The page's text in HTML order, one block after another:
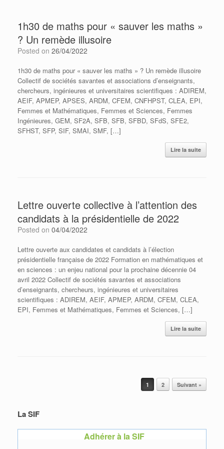
1h30 de maths pour « sauver les maths »
? Un remède illusoire
Posted on 26/04/2022
1h30 de maths pour « sauver les maths » ? Un remède illusoire
Collectif de sociétés savantes et associations d’enseignants,
chercheurs, ingénieures et universitaires scientifiques : ADIREM,
AEIF, APMEP, APSES, ARDM, CFEM, CNFHPST, CLEA, EPI,
Femmes et Mathématiques, Femmes et Sciences, Femmes
Ingénieures, GEM, SF2A, SFB, SFB, SFBD, SFdS, SFE2,
SFHST, SFP, SIF, SMAI, SMF, […]
Lire la suite
Lettre ouverte collective à l’attention des
candidats à la présidentielle de 2022
Posted on 04/04/2022
Lettre ouverte aux candidates et candidats à l’élection
présidentielle française de 2022 Formation en mathématiques et
en sciences : un enjeu national pour la prochaine décennie 04
avril 2022 Collectif de sociétés savantes et associations
d’enseignants, chercheurs, ingénieures et universitaires
scientifiques : ADIREM, AEIF, APMEP, ARDM, CFEM, CLEA,
EPI, Femmes et Mathématiques, Femmes et Sciences, […]
Lire la suite
1 2 Suivant »
La SIF
Adhérer à la SIF